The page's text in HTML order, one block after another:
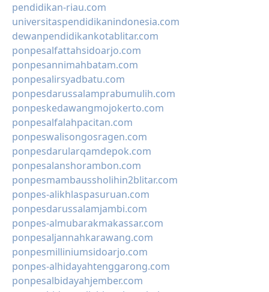
pendidikan-riau.com
universitaspendidikanindonesia.com
dewanpendidikankotablitar.com
ponpesalfattahsidoarjo.com
ponpesannimahbatam.com
ponpesalirsyadbatu.com
ponpesdarussalamprabumulih.com
ponpeskedawangmojokerto.com
ponpesalfalahpacitan.com
ponpeswalisongosragen.com
ponpesdarularqamdepok.com
ponpesalanshorambon.com
ponpesmambaussholihin2blitar.com
ponpes-alikhlaspasuruan.com
ponpesdarussalamjambi.com
ponpes-almubarakmakassar.com
ponpesaljannahkarawang.com
ponpesmilliniumsidoarjo.com
ponpes-alhidayahtenggarong.com
ponpesalbidayahjember.com